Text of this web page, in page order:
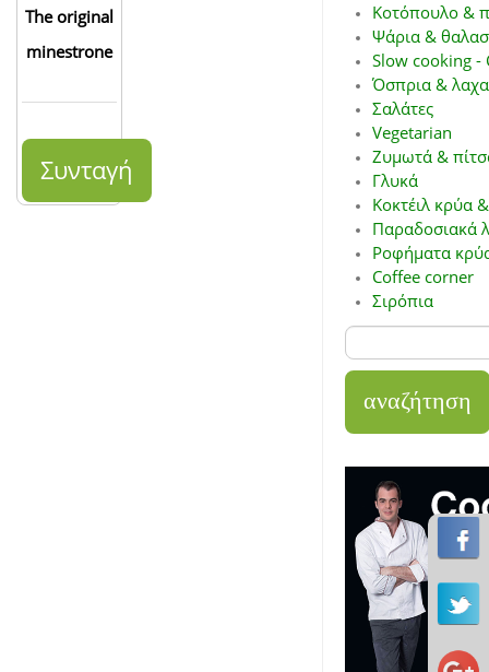
The original
minestrone
Συνταγή
Κοτόπουλο &
Ψάρια &
Slow cooking -
Όσπρια &
Σαλάτες
Vegetarian
Ζυμωτά &
Γλυκά
Κοκτέιλ κρύα
Παραδοσιακά
Ροφήματα
Coffee corner
Σιρόπια